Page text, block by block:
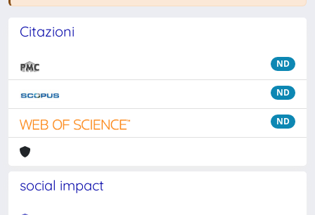
Citazioni
ND
ND
ND
social impact